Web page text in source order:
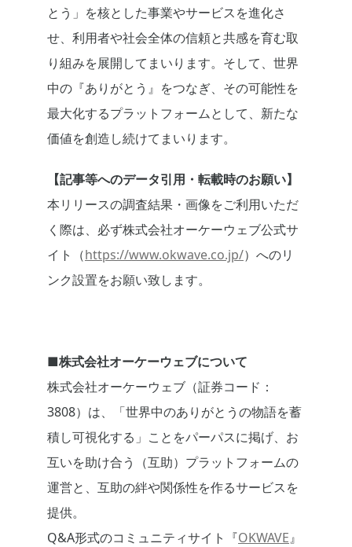
とう」を核とした事業やサービスを進化さ
せ、利用者や社会全体の信頼と共感を育む取
り組みを展開してまいります。そして、世界
中の『ありがとう』をつなぎ、その可能性を
最大化するプラットフォームとして、新たな
価値を創造し続けてまいります。
【記事等へのデータ引用・転載時のお願い】
本リリースの調査結果・画像をご利用いただ
く際は、必ず株式会社オーケーウェブ公式サ
イト（https://www.okwave.co.jp/）へのリ
ンク設置をお願い致します。
■株式会社オーケーウェブについて
株式会社オーケーウェブ（証券コード：
3808）は、「世界中のありがとうの物語を蓄
積し可視化する」ことをパーパスに掲げ、お
互いを助け合う（互助）プラットフォームの
運営と、互助の絆や関係性を作るサービスを
提供。
Q&A形式のコミュニティサイト『OKWAVE』